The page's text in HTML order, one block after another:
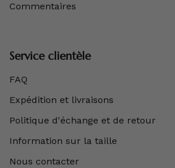
Commentaires
Service clientèle
FAQ
Expédition et livraisons
Politique d'échange et de retour
Information sur la taille
Nous contacter